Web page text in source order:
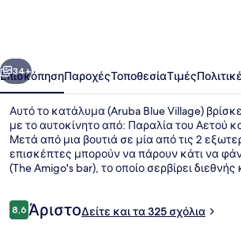
Επόμενο
34+
ΕπισκόπησηΠαροχέςΤοποθεσίαΤιμές
Αυτό το κατάλυμα (Aruba Blue Village)
με το αυτοκίνητο από: Παραλία του Αετού
Μετά από μια βουτιά σε μία από τις 2
επισκέπτες μπορούν να πάρουν κάτι να
(The Amigo's bar), το οποίο σερβίρει διεθνής
ανέσεις όπως ψυγεία και φούρνους
Σχόλια
8,68,6 στα 10
ΆριστοΔείτε και τα 325 σχόλια